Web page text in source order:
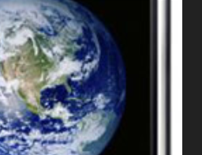
음
에
안
드
는
프
라
다